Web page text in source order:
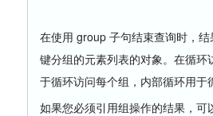
在使用 group 子句结束查询时，
键分组的元素列表的对象。在循
于循环访问每个组，内部循环用于
如果您必须引用组操作的结果，